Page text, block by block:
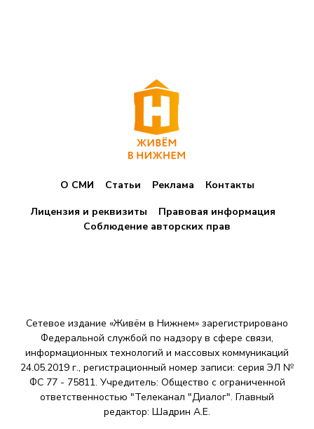
О СМИ Статьи Реклама
Контакты
Лицензия и реквизиты
Правовая информация
Соблюдение авторских прав
Сетевое издание «Живём в Нижнем» зарегистрировано
Федеральной службой по надзору в сфере связи,
информационных технологий и массовых коммуникаций
24.05.2019 г., регистрационный номер записи: серия ЭЛ №
ФС 77 - 75811. Учредитель: Общество с ограниченной
ответственностью "Телеканал "Диалог". Главный
редактор: Шадрин A.E.